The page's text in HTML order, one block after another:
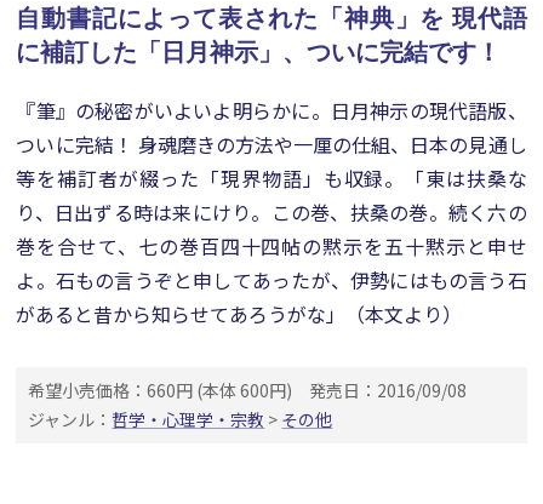
自動書記によって表された「神典」を 現代語
に補訂した「日月神示」、ついに完結です！
『筆』の秘密がいよいよ明らかに。日月神示の現代語版、
ついに完結！ 身魂磨きの方法や一厘の仕組、日本の見通し
等を補訂者が綴った「現界物語」も収録。「東は扶桑な
り、日出ずる時は来にけり。この巻、扶桑の巻。続く六の
巻を合せて、七の巻百四十四帖の黙示を五十黙示と申せ
よ。石もの言うぞと申してあったが、伊勢にはもの言う石
があると昔から知らせてあろうがな」（本文より）
希望小売価格：660円 (本体 600円)
発売日：2016/09/08
ジャンル：哲学・心理学・宗教 > その他